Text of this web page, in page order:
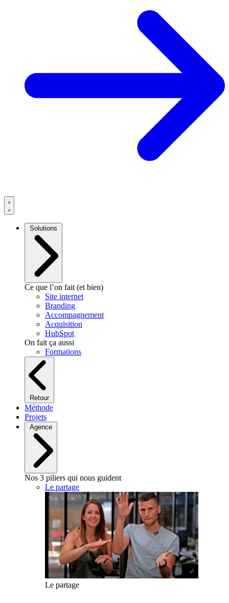
Solutions
Ce que l’on fait (et bien)
Site internet
Branding
Accompagnement
Acquisition
HubSpot
On fait ça aussi
Formations
Retour
Méthode
Projets
Agence
Nos 3 piliers qui nous guident
Le partage
Le partage